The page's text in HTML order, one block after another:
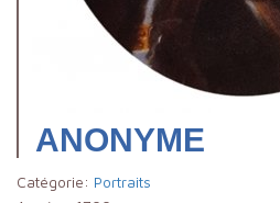
ANONYME
Catégorie: Portraits